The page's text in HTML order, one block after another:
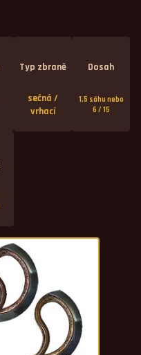
Typ zbraně
sečná /
vrhací
Dosah
1,5 sáhu nebo
6 / 15